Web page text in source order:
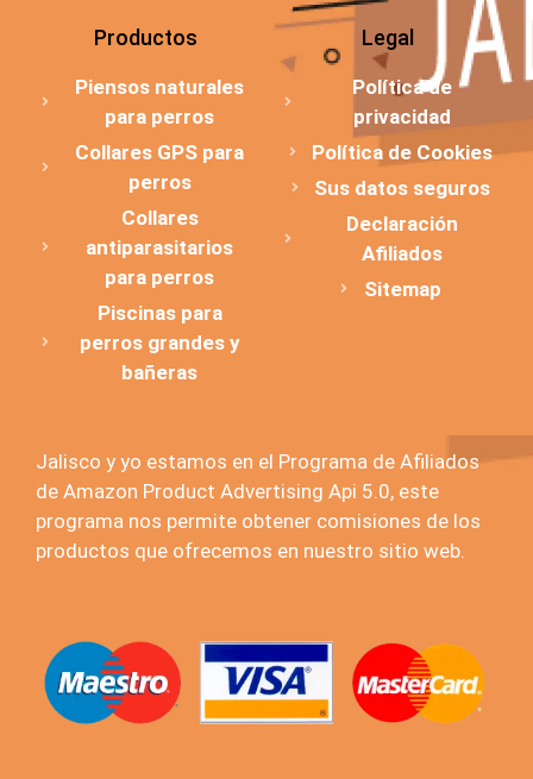
Productos
Piensos naturales
para perros
Collares GPS para
perros
Collares
antiparasitarios
para perros
Piscinas para
perros grandes y
bañeras
Legal
Política de
privacidad
Política de Cookies
Sus datos seguros
Declaración
Afiliados
Sitemap
Jalisco y yo estamos en el Programa de Afiliados
de Amazon Product Advertising Api 5.0, este
programa nos permite obtener comisiones de los
productos que ofrecemos en nuestro sitio web.